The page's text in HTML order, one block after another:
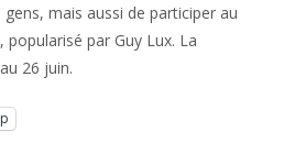
mais aussi de participer au
popularisé par Guy Lux. La
26 juin.